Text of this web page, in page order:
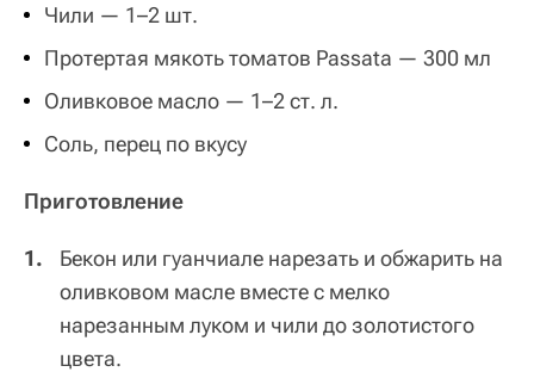
Чили — 1–2 шт.
Протертая мякоть томатов Passata — 300 мл
Оливковое масло — 1–2 ст. л.
Соль, перец по вкусу
Приготовление
Бекон или гуанчиале нарезать и обжарить на
оливковом масле вместе с мелко
нарезанным луком и чили до золотистого
цвета.